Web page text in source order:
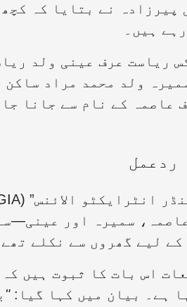
نے بتایا کہ
ہیں۔
ریاست عرف عینی ولد
ولد محمد مراد
عاصمہ کے نام سے جانا
ردعمل
سمیرہ اور
لیے گھروں سے نکلے
اس بات کا ثبوت ہیں
ہے۔ بیان میں کہا گیا: